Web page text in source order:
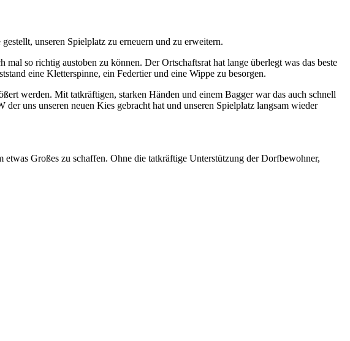
unseren Spielplatz zu erneuern und zu erweitern.
so richtig austoben zu können. Der Ortschaftsrat hat lange überlegt was das beste
eine Kletterspinne, ein Federtier und eine Wippe zu besorgen.
werden. Mit tatkräftigen, starken Händen und einem Bagger war das auch schnell
uns unseren neuen Kies gebracht hat und unseren Spielplatz langsam wieder
Großes zu schaffen. Ohne die tatkräftige Unterstützung der Dorfbewohner,